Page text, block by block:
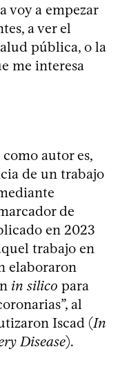
voy a empezar
a ver el
pública, o la
me interesa
autor es,
de un trabajo
de
en 2023
trabajo en
elaboraron
in silico para
al
Iscad (In
Disease).